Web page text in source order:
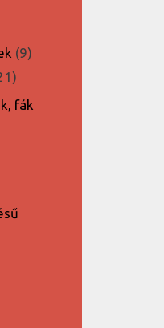
99
21
termék
fák